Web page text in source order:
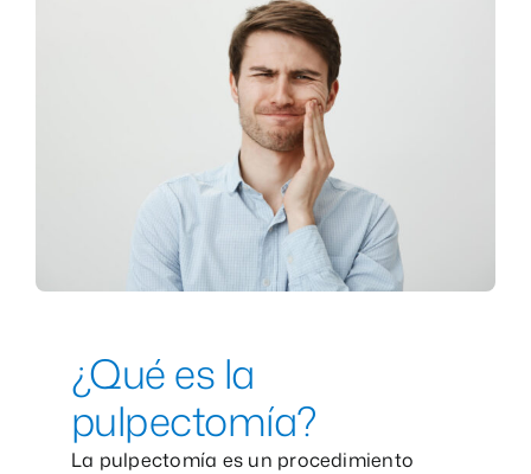
¿Qué es la
pulpectomía?
La pulpectomía es un procedimiento